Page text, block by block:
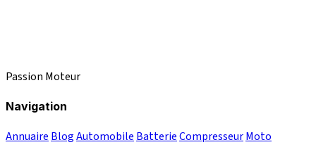
Passion Moteur
Navigation
Annuaire BlogAutomobile BatterieCompresseurMoto